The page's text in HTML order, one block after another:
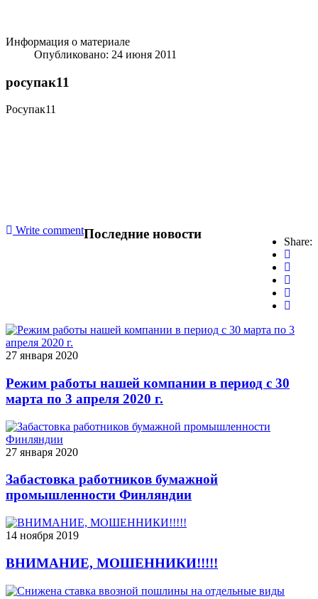
Информация о материале
Опубликовано: 24 июня 2011
росупак11
Росупак11
Write comment
Share:
Последние новости
27 января 2020
Режим работы нашей компании в период с 30
марта по 3 апреля 2020 г.
27 января 2020
Забастовка работников бумажной
промышленности Финляндии
14 ноября 2019
ВНИМАНИЕ, МОШЕННИКИ!!!!!